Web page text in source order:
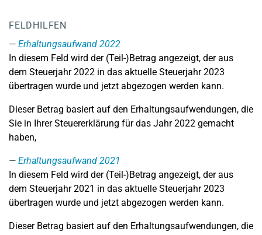
FELDHILFEN
Erhaltungsaufwand 2022
In diesem Feld wird der (Teil-)Betrag angezeigt, der aus
dem Steuerjahr 2022 in das aktuelle Steuerjahr 2023
übertragen wurde und jetzt abgezogen werden kann.
Dieser Betrag basiert auf den Erhaltungsaufwendungen, die
Sie in Ihrer Steuererklärung für das Jahr 2022 gemacht
haben,
Erhaltungsaufwand 2021
In diesem Feld wird der (Teil-)Betrag angezeigt, der aus
dem Steuerjahr 2021 in das aktuelle Steuerjahr 2023
übertragen wurde und jetzt abgezogen werden kann.
Dieser Betrag basiert auf den Erhaltungsaufwendungen, die